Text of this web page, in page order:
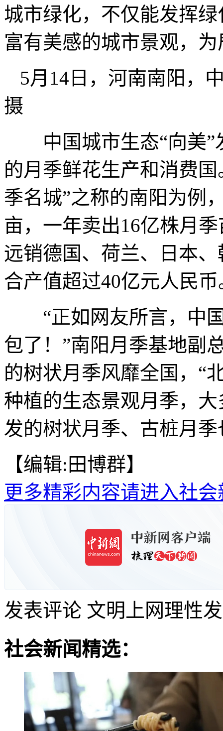
城市绿化，不仅能发挥
富有美感的城市景观，
5月14日，河南南阳，
摄
中国城市生态“向美”
的月季鲜花生产和消费
季名城”之称的南阳为例
亩，一年卖出16亿株月
远销德国、荷兰、日本
合产值超过40亿元人民币
“正如网友所言，中国
包了！”南阳月季基地副
的树状月季风靡全国，“
种植的生态景观月季，
发的树状月季、古桩月
【编辑:田博群】
更多精彩内容请进入社会
发表评论 文明上网理性
社会新闻精选：